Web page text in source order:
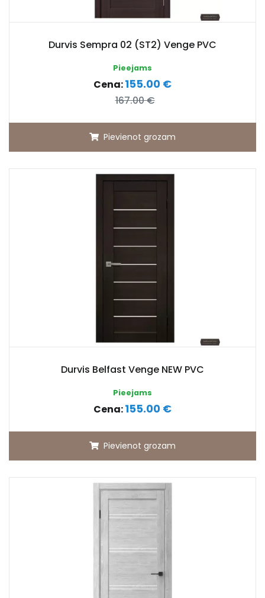
Durvis Sempra 02 (ST2) Venge PVC
Pieejams
Cena:155.00 €
167.00 €
Pievienot grozam
Durvis Belfast Venge NEW PVC
Pieejams
Cena:155.00 €
Pievienot grozam